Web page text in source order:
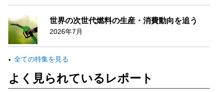
世界の次世代燃料の生産・消費動向を追う
2026年7月
全ての特集を見る
よく見られているレポート